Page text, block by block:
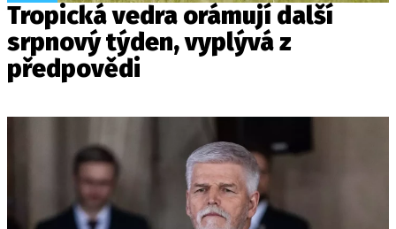
Tropická vedra orámují další
srpnový týden, vyplývá z
předpovědi